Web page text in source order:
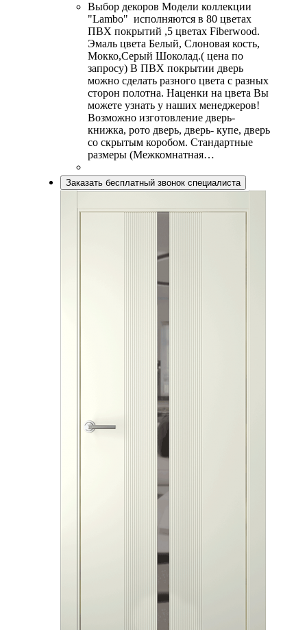
Выбор декоров Модели коллекции
"Lambo" исполняются в 80 цветах
ПВХ покрытий ,5 цветах Fiberwood.
Эмаль цвета Белый, Слоновая кость,
Мокко,Серый Шоколад.( цена по
запросу) В ПВХ покрытии дверь
можно сделать разного цвета с разных
сторон полотна. Наценки на цвета Вы
можете узнать у наших менеджеров!
Возможно изготовление дверь-
книжка, рото дверь, дверь- купе, дверь
со скрытым коробом. Стандартные
размеры (Межкомнатная…
Заказать бесплатный звонок специалиста